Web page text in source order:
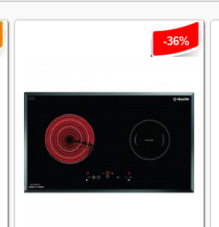
-36%